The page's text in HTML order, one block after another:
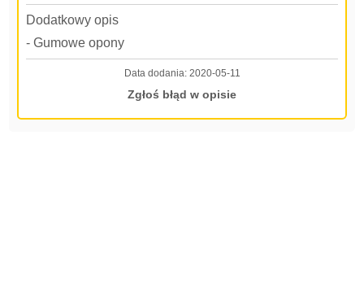
Dodatkowy opis
- Gumowe opony
Data dodania: 2020-05-11
Zgłoś błąd w opisie